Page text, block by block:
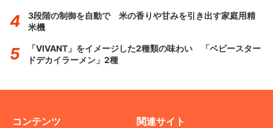
3段階の制御を自動で 米の香りや甘みを引き出す家庭用精
米機
「VIVANT」をイメージした2種類の味わい 「ベビースター
ドデカイラーメン」2種
コンテンツ 関連サイト